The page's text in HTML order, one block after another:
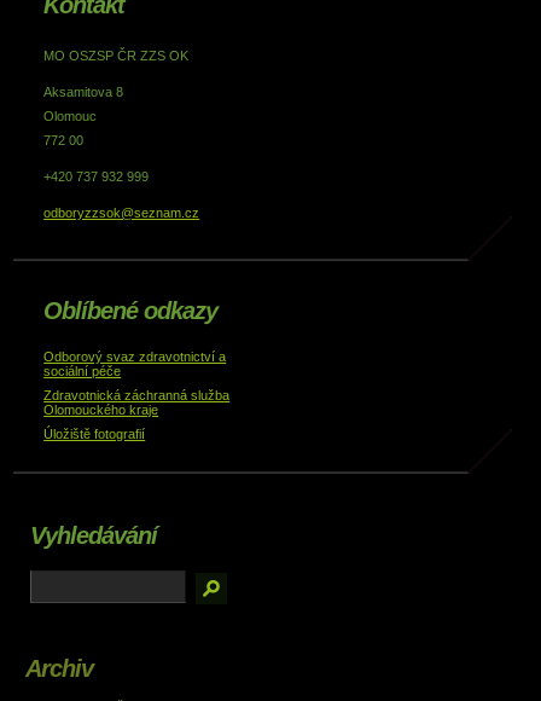
MO OSZSP ČR ZZS OK
Aksamitova 8
Olomouc
772 00
+420 737 932 999
odboryzzsok@seznam.cz
Oblíbené odkazy
Odborový svaz zdravotnictví a
sociální péče
Zdravotnická záchranná služba
Olomouckého kraje
Úložiště fotografií
Vyhledávání
Archiv